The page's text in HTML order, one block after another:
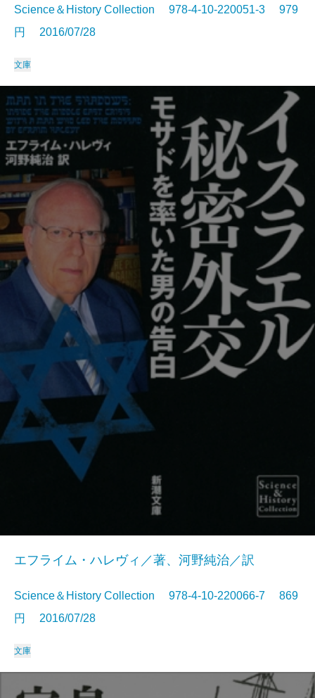
Science＆History Collection 978-4-10-220051-3 979
円 2016/07/28
文庫
エフライム・ハレヴィ／著、河野純治／訳
Science＆History Collection 978-4-10-220066-7 869
円 2016/07/28
文庫